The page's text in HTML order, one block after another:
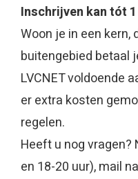
Inschrijven kan tót
Woon je in een
buitengebied betaal
LVCNET voldoende
er extra kosten
regelen.
Heeft u nog
en 18-20 uur), mail